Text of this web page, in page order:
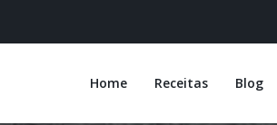
Home Receitas Blog